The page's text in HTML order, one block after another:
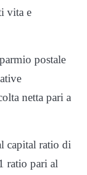
vita e
postale
netta pari a
capital ratio di
ratio pari al